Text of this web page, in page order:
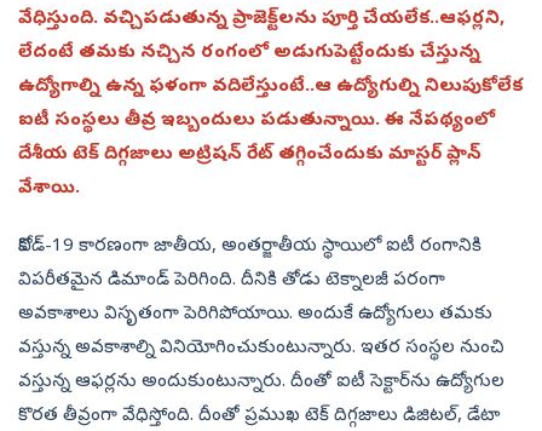
వేధిస్తుంది. వచ్చిపడుతున్న ప్రాజెక్ట్‌లను పూర్తి చేయలేక..ఆఫర్లని,
లేదంటే తమకు నచ్చిన రంగంలో అడుగుపెట్టేందుకు చేస్తున్న
ఉద్యోగాల్ని ఉన్న ఫళంగా వదిలేస్తుంటే..ఆ ఉద్యోగుల్ని నిలుపుకోలేక
ఐటీ సంస్థలు తీవ్ర ఇబ్బందులు పడుతున్నాయి. ఈ నేపథ్యంలో
దేశీయ టెక్‌ దిగ్గజాలు అట్రిషన్‌ రేట్‌ తగ్గించేందుకు మాస్టర్‌ ప్లాన్‌
వేశాయి.
కోవిడ్‌-19 కారణంగా జాతీయ, అంతర్జాతీయ స్థాయిలో ఐటీ రంగానికి
విపరీతమైన డిమాండ్‌ పెరిగింది. దీనికి తోడు టెక్నాలజీ పరంగా
అవకాశాలు విసృతంగా పెరిగిపోయాయి. అందుకే ఉద్యోగులు తమకు
వస్తున్న అవకాశాల్ని వినియోగించుకుంటున్నారు. ఇతర సంస్థల నుంచి
వస్తున్న ఆఫర్లను అందుకుంటున్నారు. దీంతో ఐటీ సెక్టార్‌ను ఉద్యోగుల
కొరత తీవ్రంగా వేధిస్తోంది. దీంతో ప్రముఖ టెక్‌ దిగ్గజాలు డిజిటల్‌, డేటా